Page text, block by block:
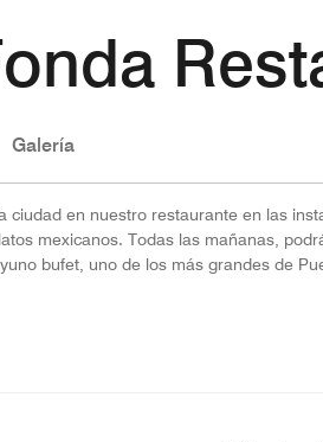
Galería
ciudad en nuestro restaurante en las
mexicanos. Todas las mañanas,
bufet, uno de los más grandes de